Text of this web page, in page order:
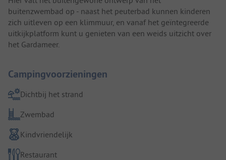
buitenzwembad op - naast het peuterbad kunnen kinderen
zich uitleven op een klimmuur, en vanaf het geïntegreerde
uitkijkplatform kunt u genieten van een weids uitzicht over
het Gardameer.
Campingvoorzieningen
Dichtbij het strand
Zwembad
Kindvriendelijk
Restaurant